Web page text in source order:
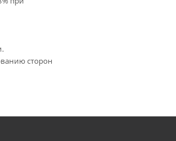
сторон